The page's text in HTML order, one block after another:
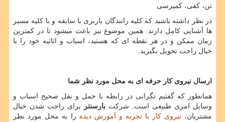
تن، کفی، کمپرسی
در نظر داشته باشید که کلیه رانندگان باربری با سابقه و با کلیه مسیر
ها آشنایی کامل دارند. همین موضوع نیز باعث میشود تا در کمترین
زمان ممکن و در هر نقطه ای که هستید، اسباب و اثاثیه خود را با
خیال راحت تحویل بگیرید.
ارسال نیروی کار حرفه ای به محل مورد نظر شما
همانطور که گفتیم نگرانی در رابطه با حمل و نقل صحیح اسباب و
وسایل امری طبیعی است. شرکت بارسنتر برای راحت شدن خیال
مشتریان، نیروی کار با تجربه و آموزش دیده را به محل مورد نظر